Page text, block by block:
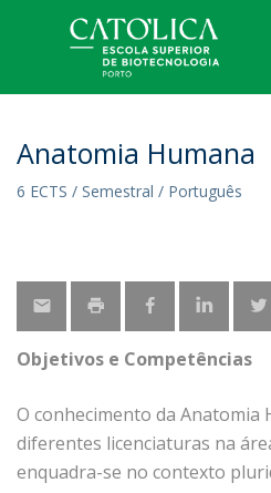
Anatomia Humana
6 ECTS / Semestral / Português
Objetivos e Competências
O conhecimento da Anatomia
diferentes licenciaturas na
enquadra-se no contexto